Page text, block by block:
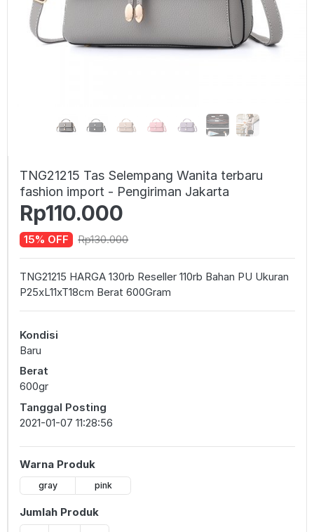
TNG21215 Tas Selempang Wanita terbaru
fashion import - Pengiriman Jakarta
Rp110.000
15% OFF Rp130.000
TNG21215 HARGA 130rb Reseller 110rb Bahan PU Ukuran
P25xL11xT18cm Berat 600Gram
Kondisi
Baru
Berat
600gr
Tanggal Posting
2021-01-07 11:28:56
Warna Produk
gray pink
Jumlah Produk